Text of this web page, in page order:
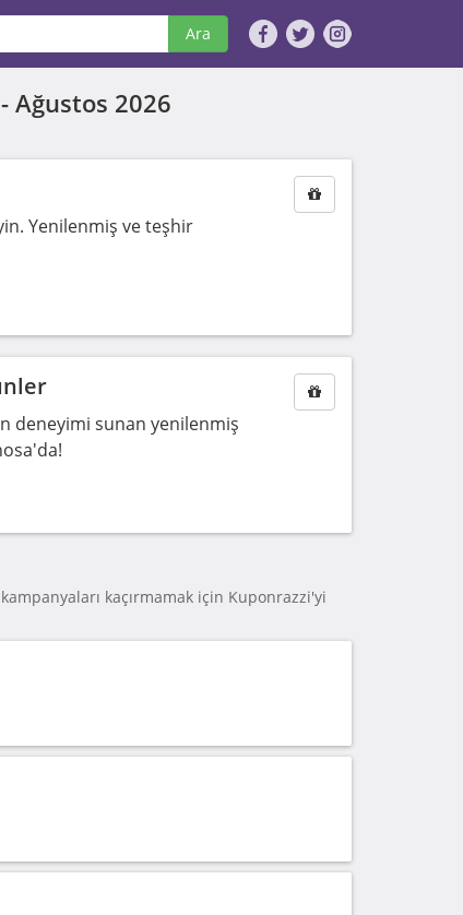
Ara
Ağustos 2026
Yenilenmiş ve teşhir
deneyimi sunan yenilenmiş
kaçırmamak için Kuponrazzi'yi